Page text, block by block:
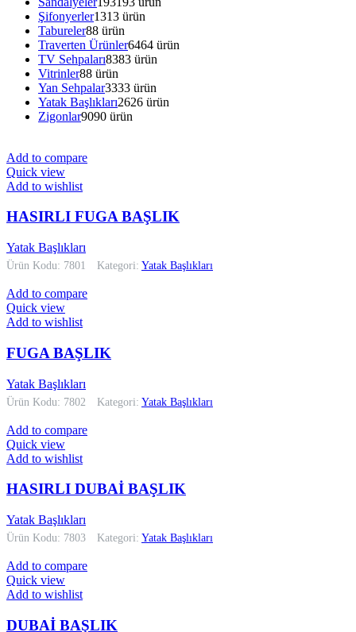
Şifonyerler1313 ürün
Tabureler88 ürün
Traverten Ürünler6464 ürün
TV Sehpaları8383 ürün
Vitrinler88 ürün
Yan Sehpalar3333 ürün
Yatak Başlıkları2626 ürün
Zigonlar9090 ürün
Add to compare
Quick view
Add to wishlist
HASIRLI FUGA BAŞLIK
Yatak Başlıkları
Ürün Kodu: 7801 Kategori: Yatak Başlıkları
Add to compare
Quick view
Add to wishlist
FUGA BAŞLIK
Yatak Başlıkları
Ürün Kodu: 7802 Kategori: Yatak Başlıkları
Add to compare
Quick view
Add to wishlist
HASIRLI DUBAİ BAŞLIK
Yatak Başlıkları
Ürün Kodu: 7803 Kategori: Yatak Başlıkları
Add to compare
Quick view
Add to wishlist
DUBAİ BAŞLIK